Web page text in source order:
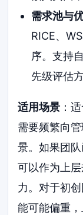
需求池与
RICE、
序。支持
先级评估方
适用场景 ：
需要频繁向
景。如果团
可以作为上
力。对于初
能可能偏重，